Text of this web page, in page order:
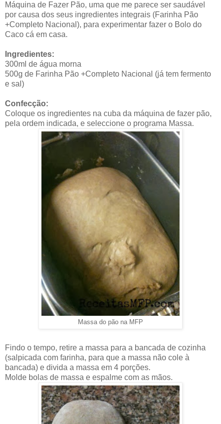
Máquina de Fazer Pão, uma que me parece ser saudável
por causa dos seus ingredientes integrais (Farinha Pão
+Completo Nacional), para experimentar fazer o Bolo do
Caco cá em casa.
Ingredientes:
300ml de água morna
500g de Farinha Pão +Completo Nacional (já tem fermento
e sal)
Confecção:
Coloque os ingredientes na cuba da máquina de fazer pão,
pela ordem indicada, e seleccione o programa Massa.
Massa do pão na MFP
Findo o tempo, retire a massa para a bancada de cozinha
(salpicada com farinha, para que a massa não cole à
bancada) e divida a massa em 4 porções.
Molde bolas de massa e espalme com as mãos.